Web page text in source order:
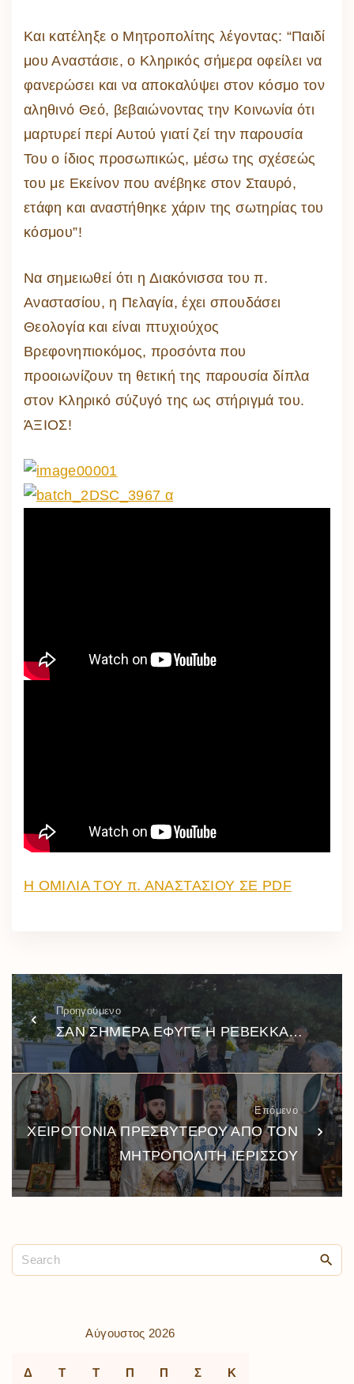
Και κατέληξε ο Μητροπολίτης λέγοντας: “Παιδί
μου Αναστάσιε, ο Κληρικός σήμερα οφείλει να
φανερώσει και να αποκαλύψει στον κόσμο τον
αληθινό Θεό, βεβαιώνοντας την Κοινωνία ότι
μαρτυρεί περί Αυτού γιατί ζεί την παρουσία
Του ο ίδιος προσωπικώς, μέσω της σχέσεώς
του με Εκείνον που ανέβηκε στον Σταυρό,
ετάφη και αναστήθηκε χάριν της σωτηρίας του
κόσμου”!
Να σημειωθεί ότι η Διακόνισσα του π.
Αναστασίου, η Πελαγία, έχει σπουδάσει
Θεολογία και είναι πτυχιούχος
Βρεφονηπιοκόμος, προσόντα που
προοιωνίζουν τη θετική της παρουσία δίπλα
στον Κληρικό σύζυγό της ως στήριγμά του.
ΆΞΙΟΣ!
Η ΟΜΙΛΙΑ ΤΟΥ π. ΑΝΑΣΤΑΣΙΟΥ ΣΕ PDF
Προηγούμενο
ΣΑΝ ΣΗΜΕΡΑ ΕΦΥΓΕ Η ΡΕΒΕΚΚΑ…
Επόμενο
ΧΕΙΡΟΤΟΝΙΑ ΠΡΕΣΒΥΤΕΡΟΥ ΑΠΟ ΤΟΝ
ΜΗΤΡΟΠΟΛΙΤΗ ΙΕΡΙΣΣΟΥ
Αύγουστος 2026
Δ Τ Τ Π Π Σ Κ